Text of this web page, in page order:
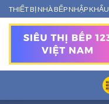
Bỏ
qua
THIẾT BỊ NHÀ BẾP NHẬP KHẨU